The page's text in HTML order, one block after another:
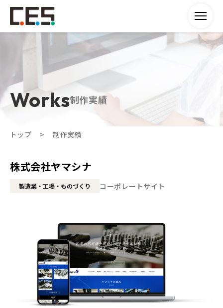
制作実績
トップ 制作実績
株式会社ヤマシナ
製造業・工場・ものづくり コーポレートサイト